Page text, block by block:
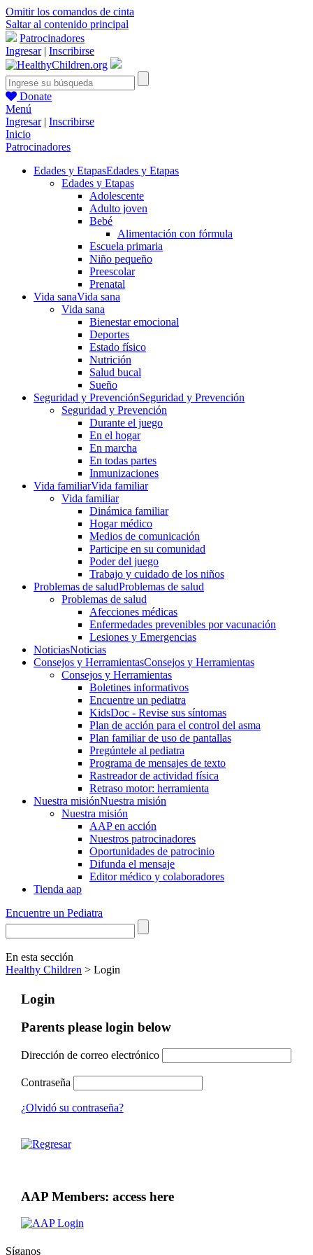
Omitir los comandos de cinta
Saltar al contenido principal
Patrocinadores
Ingresar| Inscribirse
Donate
Menú
Ingresar| Inscribirse
Inicio
Patrocinadores
Edades y EtapasEdades y Etapas
Edades y Etapas
Adolescente
Adulto joven
Bebé
Alimentación con fórmula
Escuela primaria
Niño pequeño
Preescolar
Prenatal
Vida sanaVida sana
Vida sana
Bienestar emocional
Deportes
Estado físico
Nutrición
Salud bucal
Sueño
Seguridad y PrevenciónSeguridad y Prevención
Seguridad y Prevención
Durante el juego
En el hogar
En marcha
En todas partes
Inmunizaciones
Vida familiarVida familiar
Vida familiar
Dinámica familiar
Hogar médico
Medios de comunicación
Participe en su comunidad
Poder del juego
Trabajo y cuidado de los niños
Problemas de saludProblemas de salud
Problemas de salud
Afecciones médicas
Enfermedades prevenibles por vacunación
Lesiones y Emergencias
NoticiasNoticias
Consejos y HerramientasConsejos y Herramientas
Consejos y Herramientas
Boletines informativos
Encuentre un pediatra
KidsDoc - Revise sus síntomas
Plan de acción para el control del asma
Plan familiar de uso de pantallas
Pregúntele al pediatra
Programa de mensajes de texto
Rastre​​ador de activida​d física
Retraso motor: herramienta
Nuestra misiónNuestra misión
Nuestra misión
AAP en acción
Nuestros patrocinadores
Oportunidades de patrocinio
Difunda el mensaje
Editor médico y colaboradores
Tienda aap
Encuentre un Pediatra
En esta sección
Healthy Children > Login
Login
Parents please login below
Dirección de correo electrónico
Contraseña
¿Olvidó su contraseña?
AAP Members: access here
Síganos